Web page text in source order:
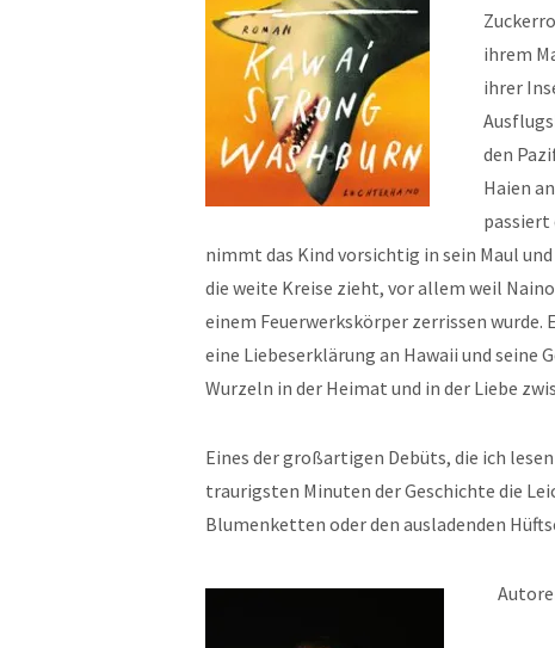
ihrem
ihrer
den
Haien
passiert
nimmt das Kind vorsichtig in sein Maul
die weite Kreise zieht, vor allem weil
einem Feuerwerkskörper zerrissen
eine Liebeserklärung an Hawaii und seine
Wurzeln in der Heimat und in der Liebe
Eines der großartigen Debüts, die ich
traurigsten Minuten der Geschichte die
Blumenketten oder den ausladenden